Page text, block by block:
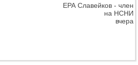
ЕРА Славейков - член
на НСНИ
вчера